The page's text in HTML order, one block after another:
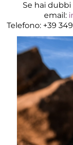
Se hai
email:
Telefono: +39